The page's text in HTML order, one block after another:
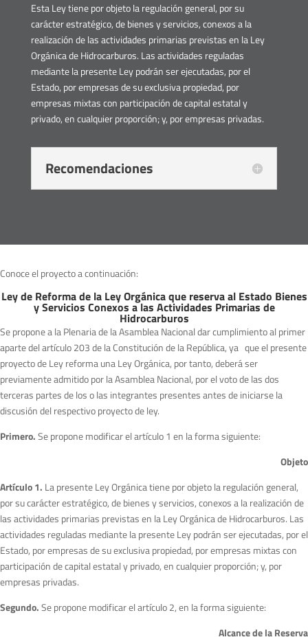
Esta Ley tiene por objeto la regulación general, por su
carácter estratégico, de bienes y servicios, conexos a la
realización de las actividades primarias previstas en la Ley
Orgánica de Hidrocarburos. Las actividades reguladas
mediante la presente Ley podrán ser ejecutadas, por el
Estado, por empresas de su exclusiva propiedad, por
empresas mixtas con participación de capital estatal y
privado, en cualquier proporción; y, por empresas privadas.
Recomendaciones
Conoce el proyecto a continuación:
Ley de Reforma de la Ley Orgánica que reserva al Estado Bienes
y Servicios Conexos a las Actividades Primarias de
Hidrocarburos
Se propone a la Plenaria de la Asamblea Nacional dar cumplimiento al primer
aparte del artículo 203 de la Constitución de la República, ya que el presente
proyecto de Ley reforma una Ley Orgánica, por tanto, deberá ser
previamente admitido por la Asamblea Nacional, por el voto de las dos
terceras partes de los o las integrantes presentes antes de iniciarse la
discusión del respectivo proyecto de ley.
Primero.Se propone modificar el artículo 1 en la forma siguiente:
Objeto
Artículo 1. La presente Ley Orgánica tiene por objeto la regulación general,
por su carácter estratégico, de bienes y servicios, conexos a la realización de
las actividades primarias previstas en la Ley Orgánica de Hidrocarburos. Las
actividades reguladas mediante la presente Ley podrán ser ejecutadas, por el
Estado, por empresas de su exclusiva propiedad, por empresas mixtas con
participación de capital estatal y privado, en cualquier proporción; y, por
empresas privadas.
Segundo.Se propone modificar el artículo 2, en la forma siguiente:
Alcance de la Reserva